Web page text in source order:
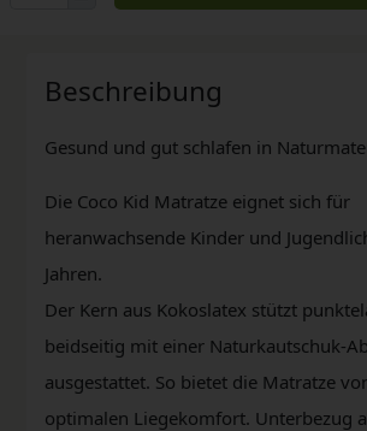
Beschreibung
Gesund und gut schlafen in
Die Coco Kid Matratze eignet sich für
heranwachsende Kinder und
Jahren.
Der Kern aus Kokoslatex stützt
beidseitig mit einer Naturkautschuk-
ausgestattet. So bietet die Matratze
optimalen Liegekomfort. Unterbezug